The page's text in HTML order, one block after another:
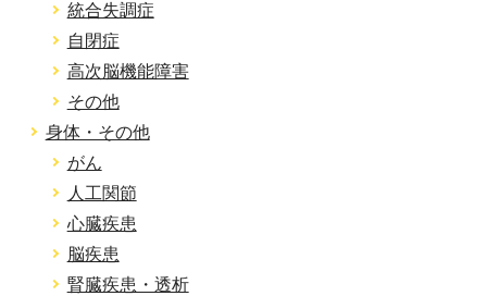
統合失調症
自閉症
高次脳機能障害
その他
身体・その他
がん
人工関節
心臓疾患
脳疾患
腎臓疾患・透析